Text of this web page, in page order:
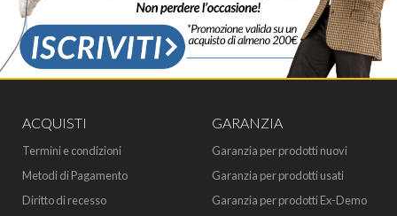
ACQUISTI
Termini e condizioni
Metodi di Pagamento
Diritto di recesso
GARANZIA
Garanzia per prodotti nuovi
Garanzia per prodotti usati
Garanzia per prodotti Ex-Demo